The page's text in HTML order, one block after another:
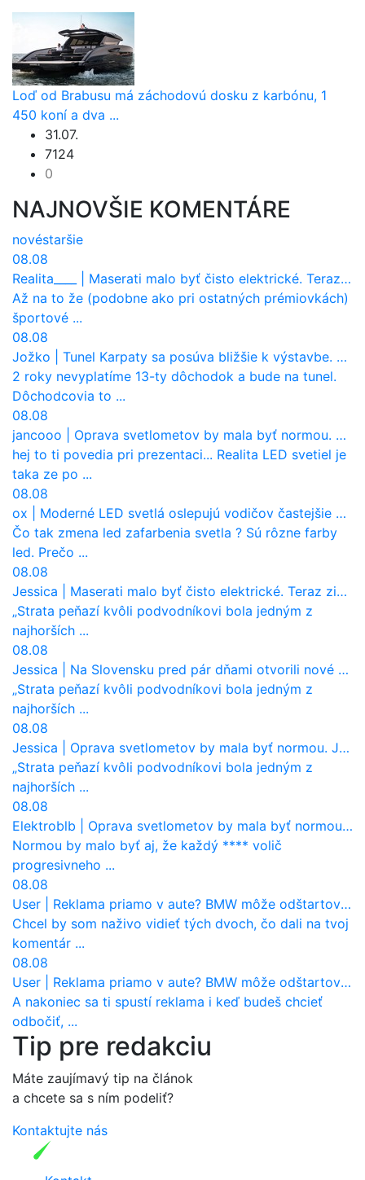
Loď od Brabusu má záchodovú dosku z karbónu, 1
450 koní a dva ...
31.07.
7124
0
NAJNOVŠIE KOMENTÁRE
novéstaršie
08.08
Realita____
Maserati malo byť čisto elektrické. Teraz zisťuje, že potrebuje nový osemvalcový motor
Až na to že (podobne ako pri ostatných prémiovkách)
športové ...
08.08
Jožko
Tunel Karpaty sa posúva bližšie k výstavbe. NDS urobila dôležitý krok
2 roky nevyplatíme 13-ty dôchodok a bude na tunel.
Dôchodcovia to ...
08.08
jancooo
Oprava svetlometov by mala byť normou. Jeden nový dnes stojí priemerne 1251 eur!
hej to ti povedia pri prezentaci... Realita LED svetiel je
taka ze po ...
08.08
ox
Moderné LED svetlá oslepujú vodičov častejšie než staré halogény
Čo tak zmena led zafarbenia svetla ? Sú rôzne farby
led. Prečo ...
08.08
Jessica
Maserati malo byť čisto elektrické. Teraz zisťuje, že potrebuje nový osemvalcový motor
„Strata peňazí kvôli podvodníkovi bola jedným z
najhorších ...
08.08
Jessica
Na Slovensku pred pár dňami otvorili nové mosty, ktoré to sú?
„Strata peňazí kvôli podvodníkovi bola jedným z
najhorších ...
08.08
Jessica
Oprava svetlometov by mala byť normou. Jeden nový dnes stojí priemerne 1251 eur!
„Strata peňazí kvôli podvodníkovi bola jedným z
najhorších ...
08.08
Elektroblb
Oprava svetlometov by mala byť normou. Jeden nový dnes stojí priemerne 1251 eur!
Normou by malo byť aj, že každý **** volič
progresivneho ...
08.08
User
Reklama priamo v aute? BMW môže odštartovať nový trend
Chcel by som naživo vidieť tých dvoch, čo dali na tvoj
komentár ...
08.08
User
Reklama priamo v aute? BMW môže odštartovať nový trend
A nakoniec sa ti spustí reklama i keď budeš chcieť
odbočiť, ...
Tip pre redakciu
Máte zaujímavý tip na článok
a chcete sa s ním podeliť?
Kontaktujte nás